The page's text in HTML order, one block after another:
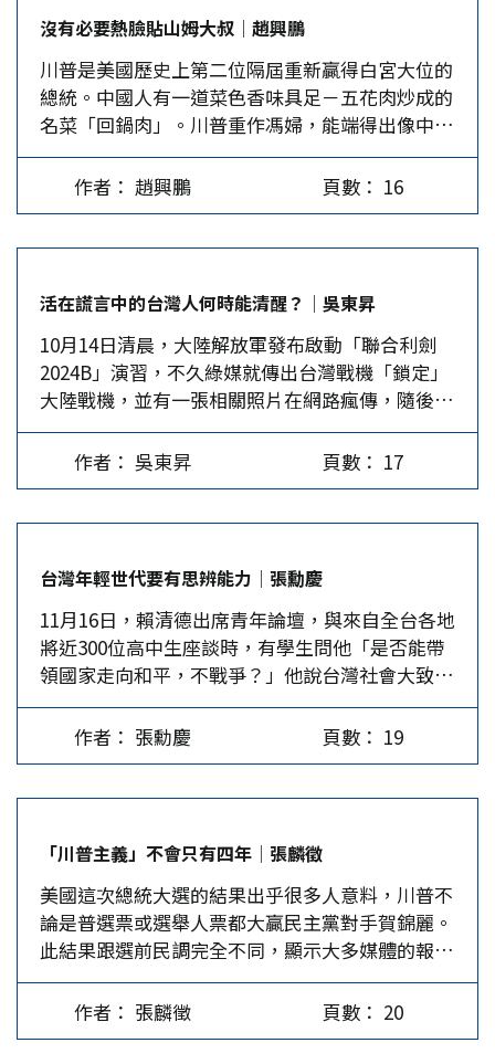
已。…
話，就現實的國際政治環境而言，並不是非黑即
白，更沒有所謂骨牌理論。1975年越南統一後，中
南半島的共產勢力並未向東南亞地區擴散，證明支
持美國發動越戰的骨牌理論並不存在，美國更沒有
必要在夏威夷，或加州海灘與共產勢力對決。…
意權外，也以修法來反攻。 11月15日立法院三讀
通過《國家通訊委員會組織法》第16條修正案，將
「本法施行日期，由行政院以命令行之」，修正為
「113年7月16日修正之第4條條文及113年11月15
日修正之第16條條文，自113年12月1日施行」。
僅修正此一「怪怪的」條文，卻是朝野「大鬥法」
的結果。 NCC已淪為民進黨政權壓制「不順從」
媒體的打手，而今年8月1日有四位NCC委員卸任，
行使同意權。立法院還在7月16日三讀通過了NCC
組織法，刪除「委員任期屆滿未能依前項規定提任
時，原任委員之任期得延至新任委員就職前一日
止」的規定。 然而，由於行政院遲不「以命令發
布施行日期」，甚至在7月30日還發布備受批評的
副主委翁柏宗延任且代理主委，這是行政院在與在
野黨「大鬥法」第一回合中的勝利。至此，在野黨
立委才發覺自己對法規的嫻熟度技不如人，於是再
法自公布日施行」，100年修正時才改為「本法施
行日期，由行政院以命令定之」。此規定是要讓行
政機關做好相關配套措施，如修改行政命令及人員
撥補等，再由其決定法律施行日期。但其實是因憲
政體制傾向議會內閣制。…
沒有必要熱臉貼山姆大叔│趙興鵬
川普是美國歷史上第二位隔屆重新贏得白宮大位的
總統。中國人有一道菜色香味具足－五花肉炒成的
名菜「回鍋肉」。川普重作馮婦，能端得出像中國
這道名菜，人人讚不絕口，還是讓大夥顫抖以待？
全球可能就屬烏克蘭的澤倫斯基、台灣的賴清德兩
位難兄難弟極度不安。如無變化，澤倫斯基應該是
禍，若是禍是否能躲得過，一時三刻還不明朗。
選前川普毫不留情地說：「台灣偷走美國晶片技
術」，污辱台灣既是搶匪又是小偷。「美國離台灣
9,500英里，台灣離中國只有68英里」，意思是要
準備放棄台灣？「如果解放軍進入台灣，會對中國
徵收150-200%關稅」，這不就表示解放軍若占領
台灣，正是他可以明碼標價賺錢的機會？也等於鼓
勵中國大陸武統台灣？這置台灣2,300萬人於何
任總統的表現來看，他言必信、行必果，例如限制
非法移民，在美墨邊界建高牆、退出各種區域性或
全球性組職。 從現在到川普就任還有近兩個月，
媒體就傳出賴清德想借訪問中南美友邦去美國一
趟，也希望藉祝賀與川普通上電話，但消息傳來賀
函是由駐美代表俞大㵢請歐布萊恩代轉，而繞道美
國到中南美也未成功，或許是美國怕惹出「聯合利
劍–2024C」軍演。…
作者： 趙興鵬 頁數： 16
活在謊言中的台灣人何時能清醒？│吳東昇
10月14日清晨，大陸解放軍發布啟動「聯合利劍
2024B」演習，不久綠媒就傳出台灣戰機「鎖定」
大陸戰機，並有一張相關照片在網路瘋傳，隨後證
明是台灣當局刻意製造出來的大內宣新聞。這件事
再度證明，台灣只要牽扯到政治，尤其是與兩岸有
關的都是用騙的。 軍費創新高換來破銅爛鐵 今年
預算貢獻了多少嗎？蔡英文執政8年國防預算連續7
年創新高（2018-2024），2025年則編列了6,470
億元，再創新高，等於台灣每一個人，包括剛出生
的嬰兒，必須每年負擔2.8萬台幣在國防預算上。
每年砸那麼多錢，但台灣買到的是什麼裝備？10月
底陸軍「長泰19號」實兵操演，結果傳出有超過30
輛軍車拋錨。消息一出軍方趕緊滅火，強調這是模
擬故障，但也坦承的確有不預期的情況產生。軍方
台灣民眾不禁要問：台灣每年砸幾千億在軍備上，
到底都花到哪裡去了？為何軍車必須在演習中特地
安排一個項目來模擬軍車發生故障？說沒有人貪
汙，民眾相信嗎…
作者： 吳東昇 頁數： 17
台灣年輕世代要有思辨能力│張勳慶
11月16日，賴清德出席青年論壇，與來自全台各地
將近300位高中生座談時，有學生問他「是否能帶
領國家走向和平，不戰爭？」他說台灣社會大致有
三個不同的「邁向和平之路」解方，第一是簽訂和
平協議，依循西藏模式，不堅持主權；第二是接受
「九二共識」、「一中原則」；第三則是堅持台灣
阻力量。賴清德還當場要學生選擇一種，大部分同
學都舉手贊成第三個模式。賴隨即強調，學生所選
的和平之路「就是我所要走的道路」。賴這一番話
既以錯誤資訊誤導學生，又如同置入性行銷，難怪
有人說台灣年輕人已被洗腦，缺乏思辨能力，這不
是學生的錯，是台灣教育的失敗。 接著有學生問
賴清德要如何促成朝野溝通，賴回答：「解決朝野
惡鬥的問題，解方就在民主」、「台灣一定要建立
作者： 張勳慶 頁數： 19
「川普主義」不會只有四年│張麟徵
美國這次總統大選的結果出乎很多人意料，川普不
論是普選票或選舉人票都大贏民主黨對手賀錦麗。
此結果跟選前民調完全不同，顯示大多媒體的報導
及民調有暗助民主黨、帶風向的問題。川普重返白
宮對美國國內及國際社會都會帶來極大影響，尤其
看他的布局可知，「川普主義」不會只有四年。
作者： 張麟徵 頁數： 20